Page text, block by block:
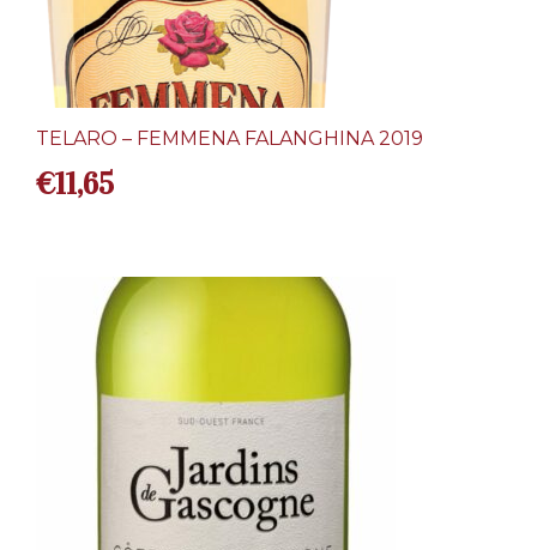
TELARO – FEMMENA FALANGHINA 2019
€11,65